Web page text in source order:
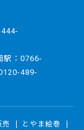
駅：0766-
489-
売 とやま絵巻